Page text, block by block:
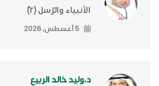
الأنبياء والرّسل (٢)ّ
5 أغسطس, 2026
د.وليد خالد الربيع